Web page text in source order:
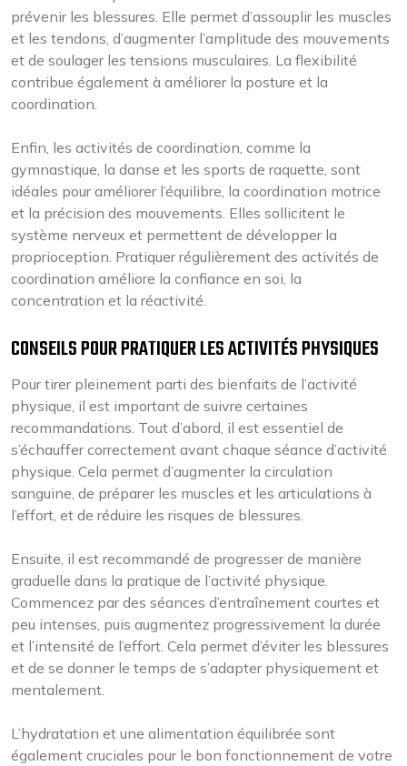
prévenir les blessures. Elle permet d’assouplir les muscles
et les tendons, d’augmenter l’amplitude des mouvements
et de soulager les tensions musculaires. La flexibilité
contribue également à améliorer la posture et la
coordination.
Enfin, les activités de coordination, comme la
gymnastique, la danse et les sports de raquette, sont
idéales pour améliorer l’équilibre, la coordination motrice
et la précision des mouvements. Elles sollicitent le
système nerveux et permettent de développer la
proprioception. Pratiquer régulièrement des activités de
coordination améliore la confiance en soi, la
concentration et la réactivité.
CONSEILS POUR PRATIQUER LES ACTIVITÉS PHYSIQUES
Pour tirer pleinement parti des bienfaits de l’activité
physique, il est important de suivre certaines
recommandations. Tout d’abord, il est essentiel de
s’échauffer correctement avant chaque séance d’activité
physique. Cela permet d’augmenter la circulation
sanguine, de préparer les muscles et les articulations à
l’effort, et de réduire les risques de blessures.
Ensuite, il est recommandé de progresser de manière
graduelle dans la pratique de l’activité physique.
Commencez par des séances d’entraînement courtes et
peu intenses, puis augmentez progressivement la durée
et l’intensité de l’effort. Cela permet d’éviter les blessures
et de se donner le temps de s’adapter physiquement et
mentalement.
L’hydratation et une alimentation équilibrée sont
également cruciales pour le bon fonctionnement de votre